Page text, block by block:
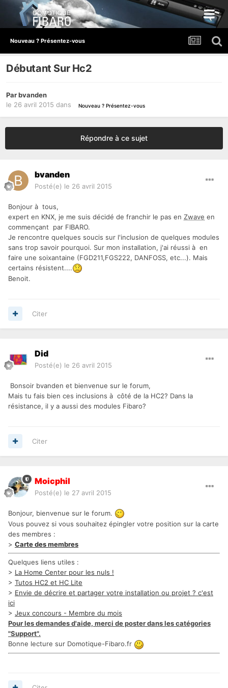
Nouveau ? Présentez-vous
Débutant Sur Hc2
Parbvanden
le 26 avril 2015 dans Nouveau ? Présentez-vous
Répondre à ce sujet
bvanden
Posté(e) le 26 avril 2015
Bonjour à tous,
expert en KNX, je me suis décidé de franchir le pas en Zwave en
commençant par FIBARO.
Je rencontre quelques soucis sur l'inclusion de quelques modules
sans trop savoir pourquoi. Sur mon installation, j'ai réussi à en
faire une soixantaine (FGD211,FGS222, DANFOSS, etc...). Mais
certains résistent....
Benoit.
Citer
Did
Posté(e) le 26 avril 2015
Bonsoir bvanden et bienvenue sur le forum,
Mais tu fais bien ces inclusions à côté de la HC2? Dans la
résistance, il y a aussi des modules Fibaro?
Citer
Moicphil
Posté(e) le 27 avril 2015
Bonjour, bienvenue sur le forum.
Vous pouvez si vous souhaitez épingler votre position sur la carte
des membres :
> Carte des membres
Quelques liens utiles :
> La Home Center pour les nuls !
> Tutos HC2 et HC Lite
> Envie de décrire et partager votre installation ou projet ? c'est
ici
> Jeux concours - Membre du mois
Pour les demandes d'aide, merci de poster dans les catégories
"Support".
Bonne lecture sur Domotique-Fibaro.fr